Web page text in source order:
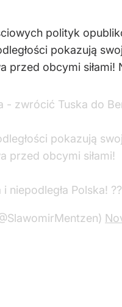
polityk
pokazują
przed obcymi siłami!
- zwrócić Tuska do
pokazują
przed obcymi siłami!
niepodległa Polska! ??